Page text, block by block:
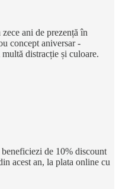
ani de prezență în
concept aniversar -
distracție și culoare.
de 10% discount
acest an, la plata online cu